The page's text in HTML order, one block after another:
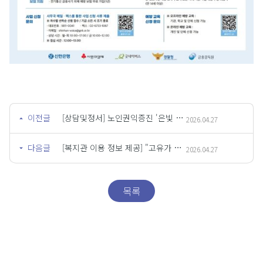
이전글 [상담및정서] 노인권익증진 '은빛 트로트 인권단' 동아리 참여자 모집 2026.04.27
다음글 [복지관 이용 정보 제공] "고유가 피해지원금 신청 안내" 2026.04.27
목록